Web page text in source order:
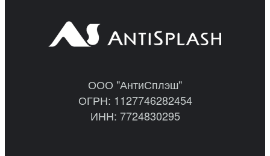
ООО "АнтиСплэш"
ОГРН: 1127746282454
ИНН: 7724830295